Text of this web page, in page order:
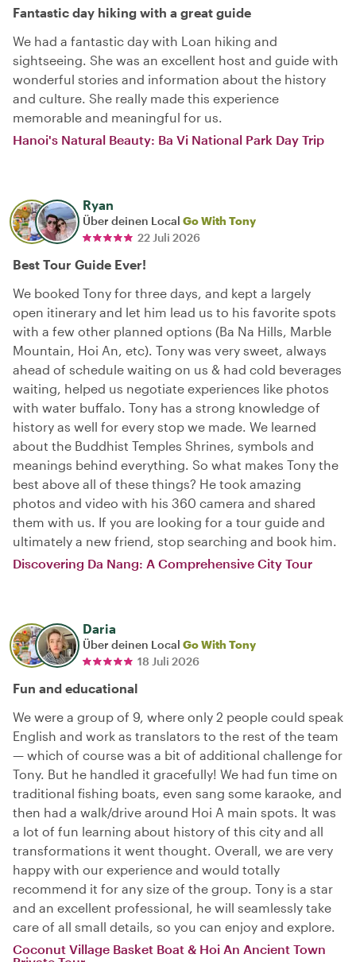
Fantastic day hiking with a great guide
We had a fantastic day with Loan hiking and
sightseeing. She was an excellent host and guide with
wonderful stories and information about the history
and culture. She really made this experience
memorable and meaningful for us.
Hanoi's Natural Beauty: Ba Vi National Park Day Trip
Ryan
Über deinen Local Go With Tony
22 Juli 2026
Best Tour Guide Ever!
We booked Tony for three days, and kept a largely
open itinerary and let him lead us to his favorite spots
with a few other planned options (Ba Na Hills, Marble
Mountain, Hoi An, etc). Tony was very sweet, always
ahead of schedule waiting on us & had cold beverages
waiting, helped us negotiate experiences like photos
with water buffalo. Tony has a strong knowledge of
history as well for every stop we made. We learned
about the Buddhist Temples Shrines, symbols and
meanings behind everything. So what makes Tony the
best above all of these things? He took amazing
photos and video with his 360 camera and shared
them with us. If you are looking for a tour guide and
ultimately a new friend, stop searching and book him.
Discovering Da Nang: A Comprehensive City Tour
Daria
Über deinen Local Go With Tony
18 Juli 2026
Fun and educational
We were a group of 9, where only 2 people could speak
English and work as translators to the rest of the team
— which of course was a bit of additional challenge for
Tony. But he handled it gracefully! We had fun time on
traditional fishing boats, even sang some karaoke, and
then had a walk/drive around Hoi A main spots. It was
a lot of fun learning about history of this city and all
transformations it went thought. Overall, we are very
happy with our experience and would totally
recommend it for any size of the group. Tony is a star
and an excellent professional, he will seamlessly take
care of all small details, so you can enjoy and explore.
Coconut Village Basket Boat & Hoi An Ancient Town